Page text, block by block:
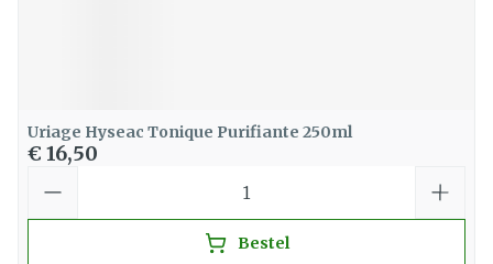
Uriage Hyseac Tonique Purifiante 250ml
€ 16,50
Bestel